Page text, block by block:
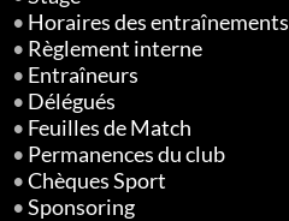
• Horaires des entraînements
• Règlement interne
• Entraîneurs
• Délégués
• Feuilles de Match
• Permanences du club
•Chèques Sport
•Sponsoring